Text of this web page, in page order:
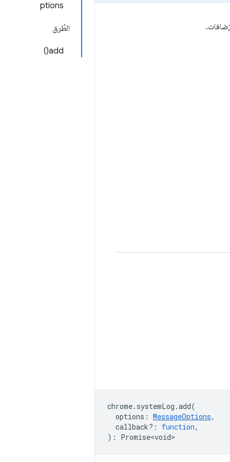
ptions
الطُرق
add()
chrome. systemLog .add(
options : MessageOptions,
callback? : function,
) : Promise<void>